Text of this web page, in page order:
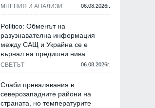
МНЕНИЯ И АНАЛИЗИ 06.08.2026г.
Politico: Обменът на
разузнавателна информация
между САЩ и Украйна се е
върнал на предишни нива
СВЕТЪТ 06.08.2026г.
Слаби превалявания в
северозападните райони на
страната, но температурите